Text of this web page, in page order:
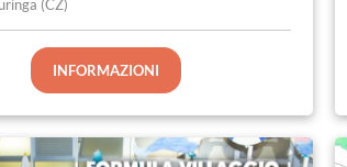
(CZ)
INFORMAZIONI